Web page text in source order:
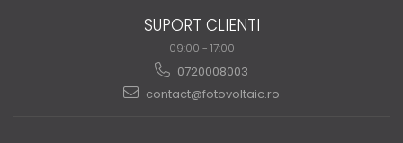
SUPORT CLIENTI
09:00 - 17:00
0720008003
contact@fotovoltaic.ro